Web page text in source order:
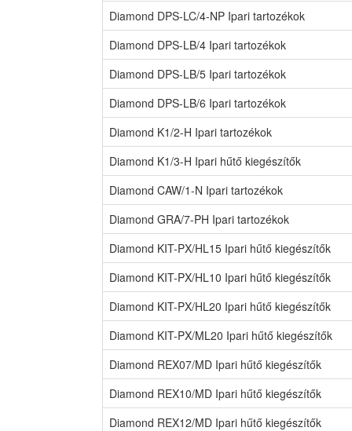
Diamond DPS-LC/4-NP Ipari tartozékok
Diamond DPS-LB/4 Ipari tartozékok
Diamond DPS-LB/5 Ipari tartozékok
Diamond DPS-LB/6 Ipari tartozékok
Diamond K1/2-H Ipari tartozékok
Diamond K1/3-H Ipari hűtő kiegészítők
Diamond CAW/1-N Ipari tartozékok
Diamond GRA/7-PH Ipari tartozékok
Diamond KIT-PX/HL15 Ipari hűtő kiegészítők
Diamond KIT-PX/HL10 Ipari hűtő kiegészítők
Diamond KIT-PX/HL20 Ipari hűtő kiegészítők
Diamond KIT-PX/ML20 Ipari hűtő kiegészítők
Diamond REX07/MD Ipari hűtő kiegészítők
Diamond REX10/MD Ipari hűtő kiegészítők
Diamond REX12/MD Ipari hűtő kiegészítők